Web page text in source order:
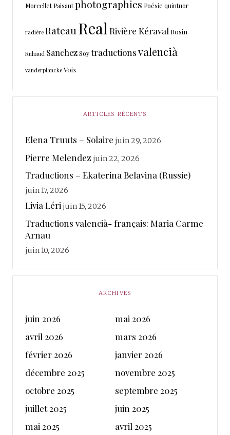
Morcellet Paisantphotographies Poésie quintuor
radière Rateau Real Rivière Kéraval Rosin
Ruhaud SanchezSoytraductionsvalencià
vanderplancke Voix
ARTICLES RÉCENTS
Elena Truuts – Solaire juin 29, 2026
Pierre Melendez juin 22, 2026
Traductions – Ekaterina Belavina (Russie)
juin 17, 2026
Livia Léri juin 15, 2026
Traductions valencià- français: Maria Carme
Arnau
juin 10, 2026
ARCHIVES
juin 2026
mai 2026
avril 2026
mars 2026
février 2026
janvier 2026
décembre 2025
novembre 2025
octobre 2025
septembre 2025
juillet 2025
juin 2025
mai 2025
avril 2025